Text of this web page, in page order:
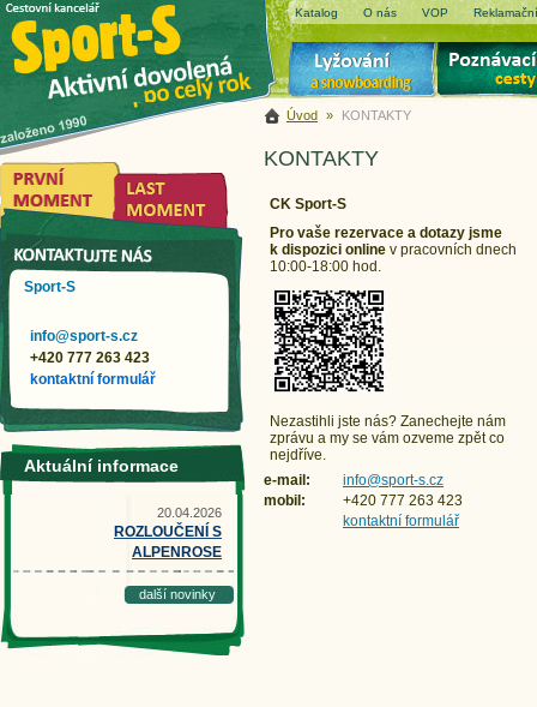
Katalog O nás VOP
Úvod » KONTAKTY
KONTAKTY
CK Sport-S
Pro vaše rezervace a dotazy jsme
k dispozici online v pracovních dnech
10:00-18:00 hod.
Nezastihli jste nás? Zanechejte nám
zprávu a my se vám ozveme zpět co
nejdříve.
e-mail:
info@sport-s.cz
mobil:
+420 777 263 423
kontaktní formulář
Sport-S
info@sport-s.cz
+420 777 263 423
kontaktní formulář
Aktuální informace
20.04.2026
ROZLOUČENÍ S
ALPENROSE
další novinky